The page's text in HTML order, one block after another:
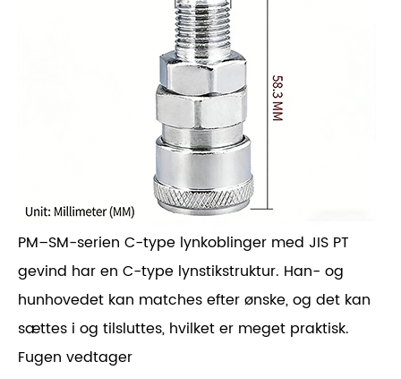
PM–SM-serien C-type lynkoblinger med JIS PT
gevind har en C-type lynstikstruktur. Han- og
hunhovedet kan matches efter ønske, og det kan
sættes i og tilsluttes, hvilket er meget praktisk.
Fugen vedtager